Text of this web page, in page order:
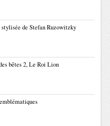
de Stefan Ruzowitzky
bêtes 2, Le Roi Lion